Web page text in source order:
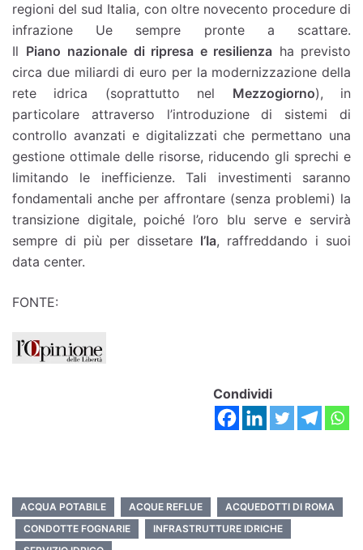
regioni del sud Italia, con oltre novecento procedure di
infrazione Ue sempre pronte a scattare.
Il Piano nazionale di ripresa e resilienza ha previsto
circa due miliardi di euro per la modernizzazione della
rete idrica (soprattutto nel Mezzogiorno), in
particolare attraverso l’introduzione di sistemi di
controllo avanzati e digitalizzati che permettano una
gestione ottimale delle risorse, riducendo gli sprechi e
limitando le inefficienze. Tali investimenti saranno
fondamentali anche per affrontare (senza problemi) la
transizione digitale, poiché l’oro blu serve e servirà
sempre di più per dissetare l’Ia, raffreddando i suoi
data center.
FONTE:
Condividi
ACQUA POTABILE ACQUE REFLUE
ACQUEDOTTI DI ROMA
CONDOTTE FOGNARIE
INFRASTRUTTURE IDRICHE